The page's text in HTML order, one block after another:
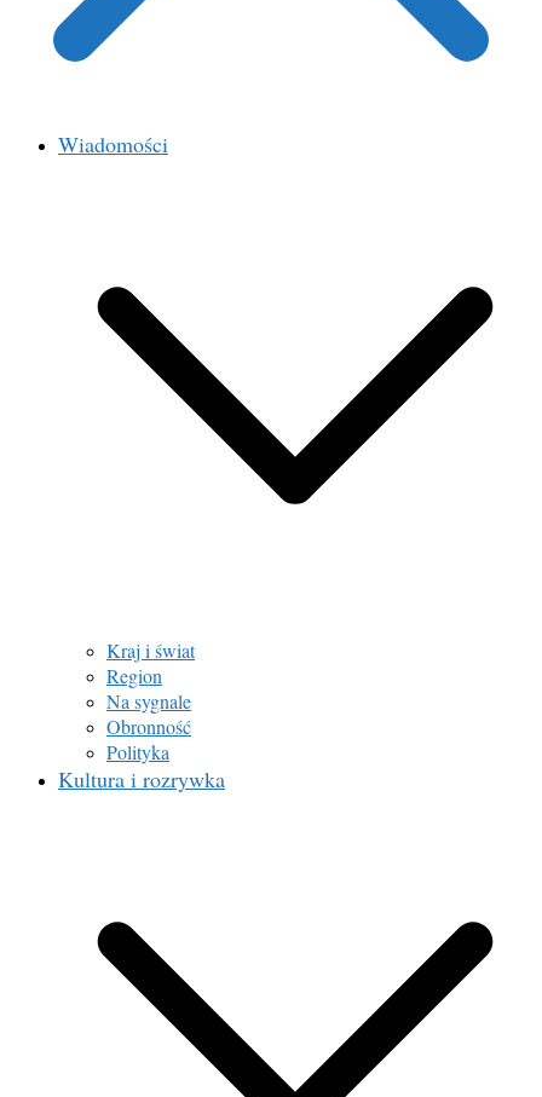
Wiadomości
Kraj i świat
Region
Na sygnale
Obronność
Polityka
Kultura i rozrywka